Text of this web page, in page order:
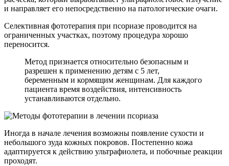
и направляет его непосредственно на патологические очаги.
Селективная фототерапия при псориазе проводится на
ограниченных участках, поэтому процедура хорошо
переносится.
Метод признается относительно безопасным и
разрешен к применению детям с 5 лет,
беременным и кормящим женщинам. Для каждого
пациента время воздействия, интенсивность
устанавливаются отдельно.
Иногда в начале лечения возможны появление сухости и
небольшого зуда кожных покровов. Постепенно кожа
адаптируется к действию ультрафиолета, и побочные реакции
проходят.